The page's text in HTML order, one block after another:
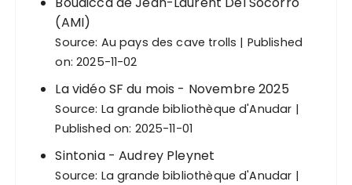
(AMI)
Source: Au pays des cave trolls
Published
on: 2025-11-02
La vidéo SF du mois - Novembre 2025
Source: La grande bibliothèque d'Anudar
Published on: 2025-11-01
Sintonia - Audrey Pleynet
Source: La grande bibliothèque d'Anudar